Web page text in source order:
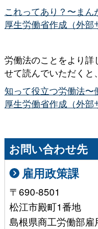
これってあり？〜ま
厚生労働省作成（外部
労働法のことをより
せて読んでいただくと
知って役立つ労働法
厚生労働省作成（外部
お問い合わせ先
雇用政策課
〒690-8501
松江市殿町1番地
島根県商工労働部雇